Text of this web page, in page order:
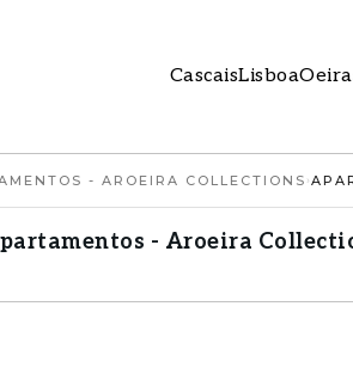
CascaisLisboa
- AROEIRA COLLECTIONS ›
- Aroeira